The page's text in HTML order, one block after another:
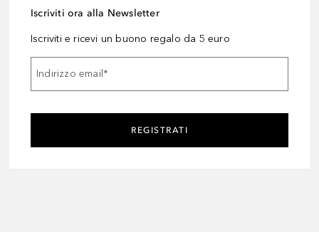
Iscriviti ora alla Newsletter
Iscriviti e ricevi un buono regalo da 5 euro
Indirizzo email*
REGISTRATI